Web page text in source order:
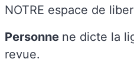
NOTRE espace de
Personne ne dicte la
revue.